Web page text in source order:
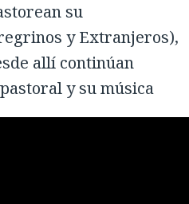
su
y Extranjeros),
allí continúan
y su música